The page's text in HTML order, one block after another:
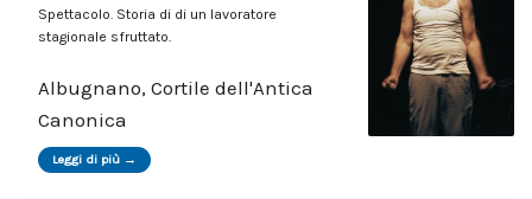
Spettacolo. Storia di di un lavoratore
stagionale sfruttato.
Albugnano, Cortile dell'Antica
Canonica
Leggi di più →